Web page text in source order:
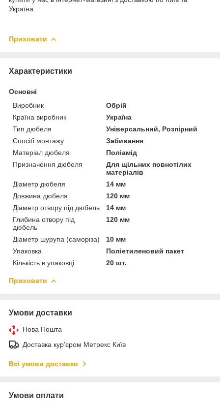
Україна.
Приховати
Характеристики
Основні
Виробник
Обрій
Країна виробник
Україна
Тип дюбеля
Універсальний, Розпірний
Спосіб монтажу
Забивання
Матеріал дюбеля
Поліамід
Призначення дюбеля
Для щільних повнотілих
матеріалів
Діаметр дюбеля
14 мм
Довжина дюбеля
120 мм
Діаметр отвору під дюбель
14 мм
Глибина отвору під
дюбель
120 мм
Діаметр шурупа (саморіза)
10 мм
Упаковка
Поліетиленовий пакет
Кількість в упаковці
20 шт.
Приховати
Умови доставки
Нова Пошта
Доставка курʼєром Метрекс Київ
Всі умови доставки
Умови оплати